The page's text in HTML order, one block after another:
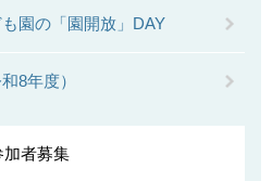
園の「園開放」DAY
8年度）
加者募集